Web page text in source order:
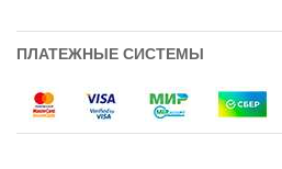
ПЛАТЕЖНЫЕ СИСТЕМЫ